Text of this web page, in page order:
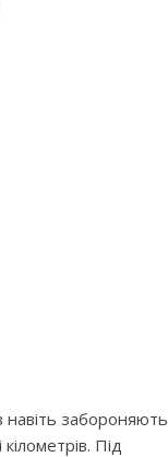
навіть забороняють
Під